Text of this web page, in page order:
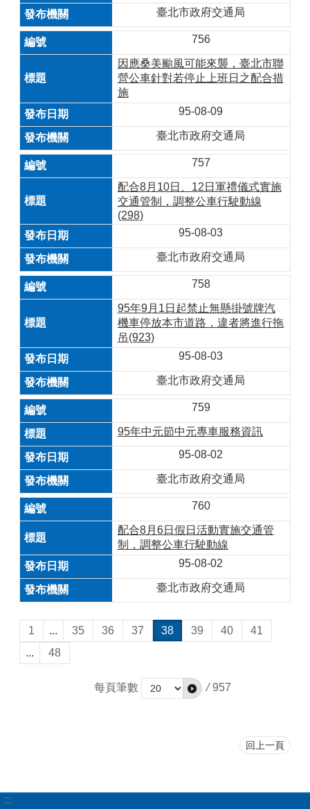
臺北市政府交通局
756
因應桑美颱風可能來襲，臺北市聯
營公車針對若停止上班日之配合措
施
95-08-09
臺北市政府交通局
757
配合8月10日、12日軍禮儀式實施
交通管制，調整公車行駛動線
(298)
95-08-03
臺北市政府交通局
758
95年9月1日起禁止無懸掛號牌汽
機車停放本市道路，違者將進行拖
吊(923)
95-08-03
臺北市政府交通局
759
95年中元節中元專車服務資訊
95-08-02
臺北市政府交通局
760
配合8月6日假日活動實施交通管
制，調整公車行駛動線
95-08-02
臺北市政府交通局
1 ... 35 36 37 38 39 40
41
...
48
每頁筆數 / 957
回上一頁
:::